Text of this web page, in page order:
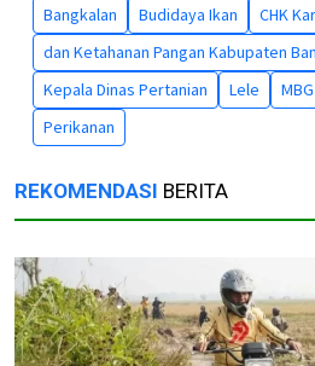
Bangkalan Budidaya Ikan
CHK
dan Ketahanan Pangan Kabupaten
Kepala Dinas Pertanian
Lele MBG
Perikanan
REKOMENDASI BERITA